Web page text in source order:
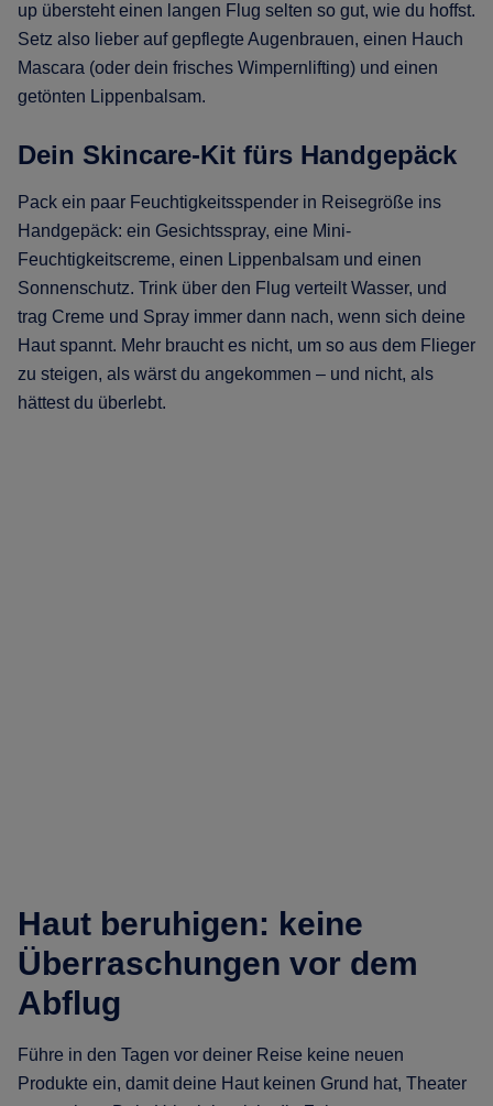
up übersteht einen langen Flug selten so gut, wie du hoffst.
Setz also lieber auf gepflegte Augenbrauen, einen Hauch
Mascara (oder dein frisches Wimpernlifting) und einen
getönten Lippenbalsam.
Dein Skincare-Kit fürs Handgepäck
Pack ein paar Feuchtigkeitsspender in Reisegröße ins
Handgepäck: ein Gesichtsspray, eine Mini-
Feuchtigkeitscreme, einen Lippenbalsam und einen
Sonnenschutz. Trink über den Flug verteilt Wasser, und
trag Creme und Spray immer dann nach, wenn sich deine
Haut spannt. Mehr braucht es nicht, um so aus dem Flieger
zu steigen, als wärst du angekommen – und nicht, als
hättest du überlebt.
Haut beruhigen: keine
Überraschungen vor dem
Abflug
Führe in den Tagen vor deiner Reise keine neuen
Produkte ein, damit deine Haut keinen Grund hat, Theater